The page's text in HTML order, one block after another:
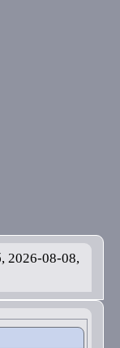
2026-08-08,